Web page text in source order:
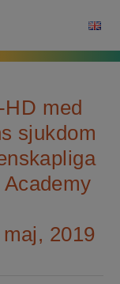
med
sjukdom
2019